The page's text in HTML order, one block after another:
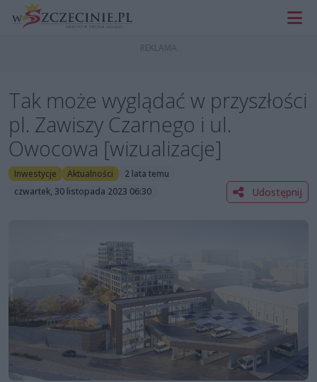
Tak może wyglądać w przyszłości
pl. Zawiszy Czarnego i ul.
Owocowa [wizualizacje]
Inwestycje Aktualności
2 lata temu
czwartek, 30 listopada 2023 06:30
Udostępnij